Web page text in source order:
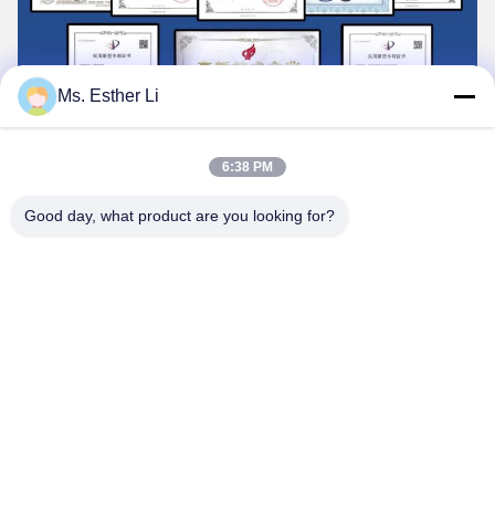
Ms. Esther Li
6:38 PM
Good day, what product are you looking for?